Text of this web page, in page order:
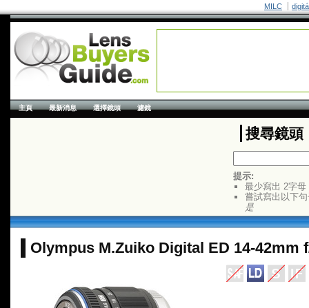
MILC
主頁 最新消息 選擇鏡頭 濾鏡
搜尋鏡頭
提示:
最少寫出 2字母
嘗試寫出以下
是
Olympus M.Zuiko Digital ED 14-42mm